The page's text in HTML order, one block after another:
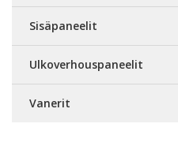
Sisäpaneelit
Ulkoverhouspaneelit
Vanerit